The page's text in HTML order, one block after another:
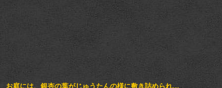
お庭には、銀杏の葉がじゅうたんの様に敷き詰められ…